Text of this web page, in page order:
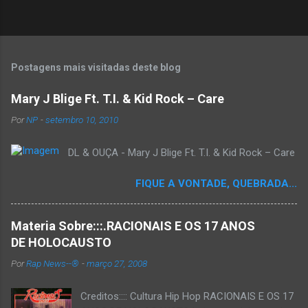
Postagens mais visitadas deste blog
Mary J Blige Ft. T.I. & Kid Rock – Care
PorNP -setembro 10, 2010
DL & OUÇA - Mary J Blige Ft. T.I. & Kid Rock – Care
FIQUE A VONTADE, QUEBRADA...
Materia Sobre:::.RACIONAIS E OS 17 ANOS
DE HOLOCAUSTO
PorRap News--® -março 27, 2008
Creditos:::: Cultura Hip Hop RACIONAIS E OS 17